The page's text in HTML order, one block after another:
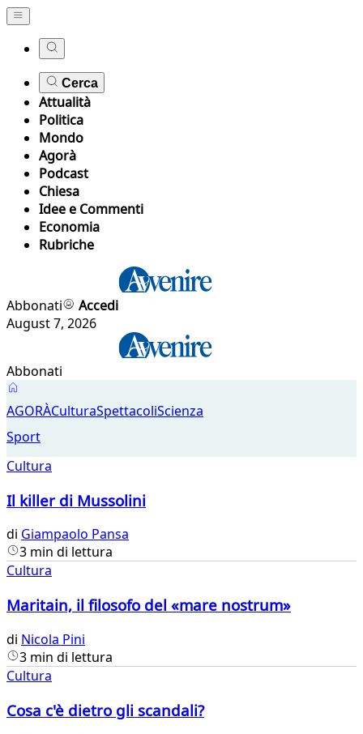
Cerca
Attualità
Politica
Mondo
Agorà
Podcast
Chiesa
Idee e Commenti
Economia
Rubriche
Abbonati
Accedi
August 7, 2026
Abbonati
Cultura
AGORÀCulturaSpettacoliScienza
Sport
Cultura
Il killer di Mussolini
di Giampaolo Pansa
3 min di lettura
Cultura
Maritain, il filosofo del «mare nostrum»
di Nicola Pini
3 min di lettura
Cultura
Cosa c'è dietro gli scandali?